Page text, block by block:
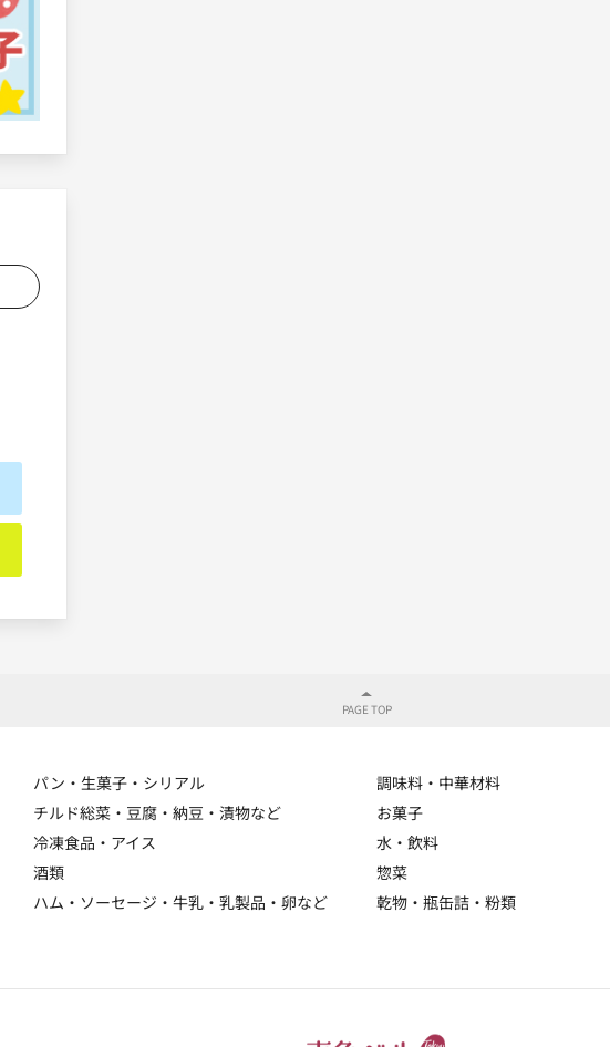
パン・生菓子・シリアル 調味料・中華材料
チルド総菜・豆腐・納豆・漬物など お菓子
冷凍食品・アイス 水・飲料
酒類 惣菜
ハム・ソーセージ・牛乳・乳製品・卵など 乾物・瓶缶詰・粉類